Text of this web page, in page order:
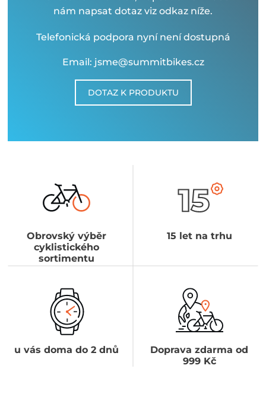
nám napsat dotaz viz odkaz níže.
Telefonická podpora nyní není dostupná
Email: jsme@summitbikes.cz
DOTAZ K PRODUKTU
Obrovský výběr
cyklistického
sortimentu
15 let na trhu
u vás doma do 2 dnů
Doprava zdarma od
999 Kč